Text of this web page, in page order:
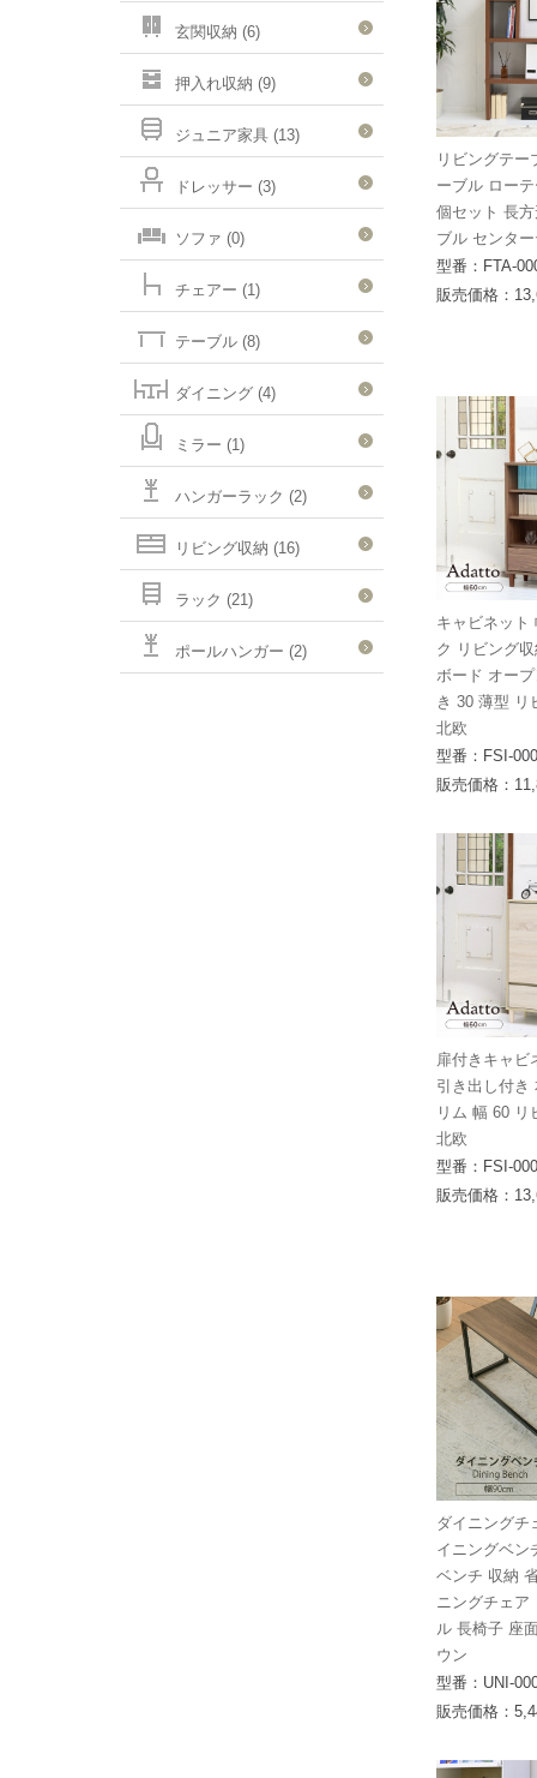
リビングテー
ーブル ロー
個セット 長
ブル センタ
型番：FTA-
販売価格：
キャビネット
ク リビング
ボード オー
き 30 薄型 リ
北欧
型番：FSI-
販売価格：
扉付きキャビ
引き出し付き
リム 幅 60 リ
北欧
型番：FSI-
販売価格：
ダイニングチ
イニングベン
ベンチ 収納
ニングチェア
ル 長椅子 座
ウン
型番：UNI-
販売価格：
玄関収納 (6)
押入れ収納 (9)
ジュニア家具 (13)
ドレッサー (3)
ソファ (0)
チェアー (1)
テーブル (8)
ダイニング (4)
ミラー (1)
ハンガーラック (2)
リビング収納 (16)
ラック (21)
ポールハンガー (2)